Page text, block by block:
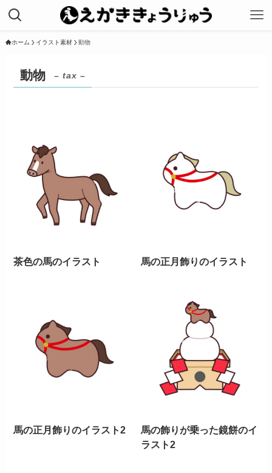
ホーム イラスト素材 動物
動物 – tax –
茶色の馬のイラスト 馬の正月飾りのイラスト
馬の正月飾りのイラスト2
馬の飾りが乗った鏡餅のイ
ラスト2